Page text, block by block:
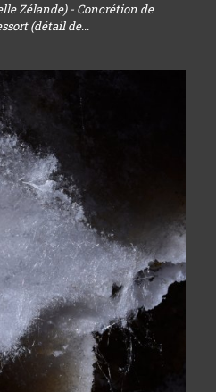
Zélande) - Concrétion de
(détail de...